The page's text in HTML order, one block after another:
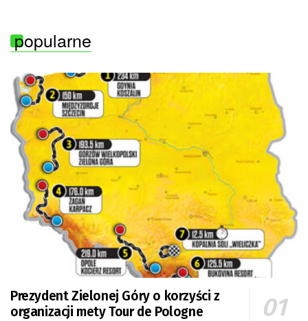
popularne
Prezydent Zielonej Góry o korzyści z
organizacji mety Tour de Pologne